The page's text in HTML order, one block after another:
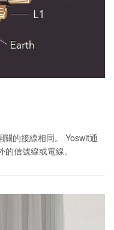
的接線相同。 Yoswit通
信號線或電線。